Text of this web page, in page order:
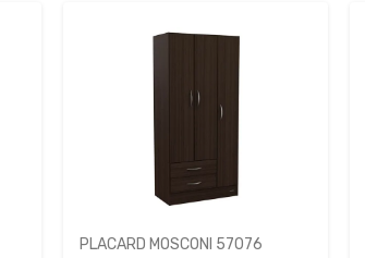
PLACARD MOSCONI 57076